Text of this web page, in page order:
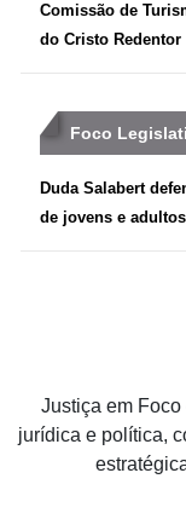
Comissão de
do Cristo Redentor
Foco
Duda Salabert
de jovens e adultos
Justiça em
jurídica e política,